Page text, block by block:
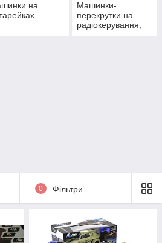
на
Машинки-
перекрутки на
радіокерування,
0 Фільтри